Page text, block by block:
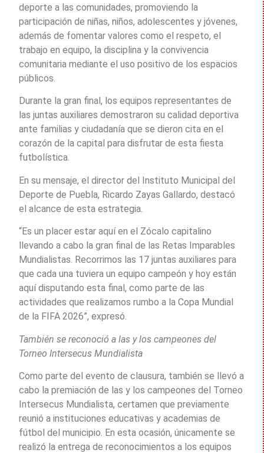
deporte a las comunidades, promoviendo la
participación de niñas, niños, adolescentes y jóvenes,
además de fomentar valores como el respeto, el
trabajo en equipo, la disciplina y la convivencia
comunitaria mediante el uso positivo de los espacios
públicos.
Durante la gran final, los equipos representantes de
las juntas auxiliares demostraron su calidad deportiva
ante familias y ciudadanía que se dieron cita en el
corazón de la capital para disfrutar de esta fiesta
futbolística.
En su mensaje, el director del Instituto Municipal del
Deporte de Puebla, Ricardo Zayas Gallardo, destacó
el alcance de esta estrategia.
“Es un placer estar aquí en el Zócalo capitalino
llevando a cabo la gran final de las Retas Imparables
Mundialistas. Recorrimos las 17 juntas auxiliares para
que cada una tuviera un equipo campeón y hoy están
aquí disputando esta final, como parte de las
actividades que realizamos rumbo a la Copa Mundial
de la FIFA 2026”, expresó.
También se reconoció a las y los campeones del
Torneo Intersecus Mundialista
Como parte del evento de clausura, también se llevó a
cabo la premiación de las y los campeones del Torneo
Intersecus Mundialista, certamen que previamente
reunió a instituciones educativas y academias de
fútbol del municipio. En esta ocasión, únicamente se
realizó la entrega de reconocimientos a los equipos